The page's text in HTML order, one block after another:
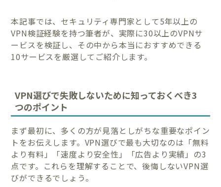
本記事では、セキュリティ専門家として5年以上の
VPN検証経験を持つ筆者が、実際に30以上のVPNサ
ービスを検証し、その中から本当におすすめできる
10サービスを厳選してご紹介します。
VPN選びで失敗しないために知っておくべき3
つのポイント
まず最初に、多くの方が見落としがちな重要なポイン
トをお伝えします。VPN選びで最も大切なのは「無料
より有料」「速度より安全性」「広告より実績」の3
点です。これらを理解することで、後悔しないVPN選
びができるでしょう。